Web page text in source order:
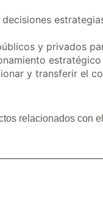
y privados
estratégico
y transferir el
relacionados con